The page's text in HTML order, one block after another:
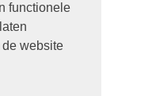
functionele
website